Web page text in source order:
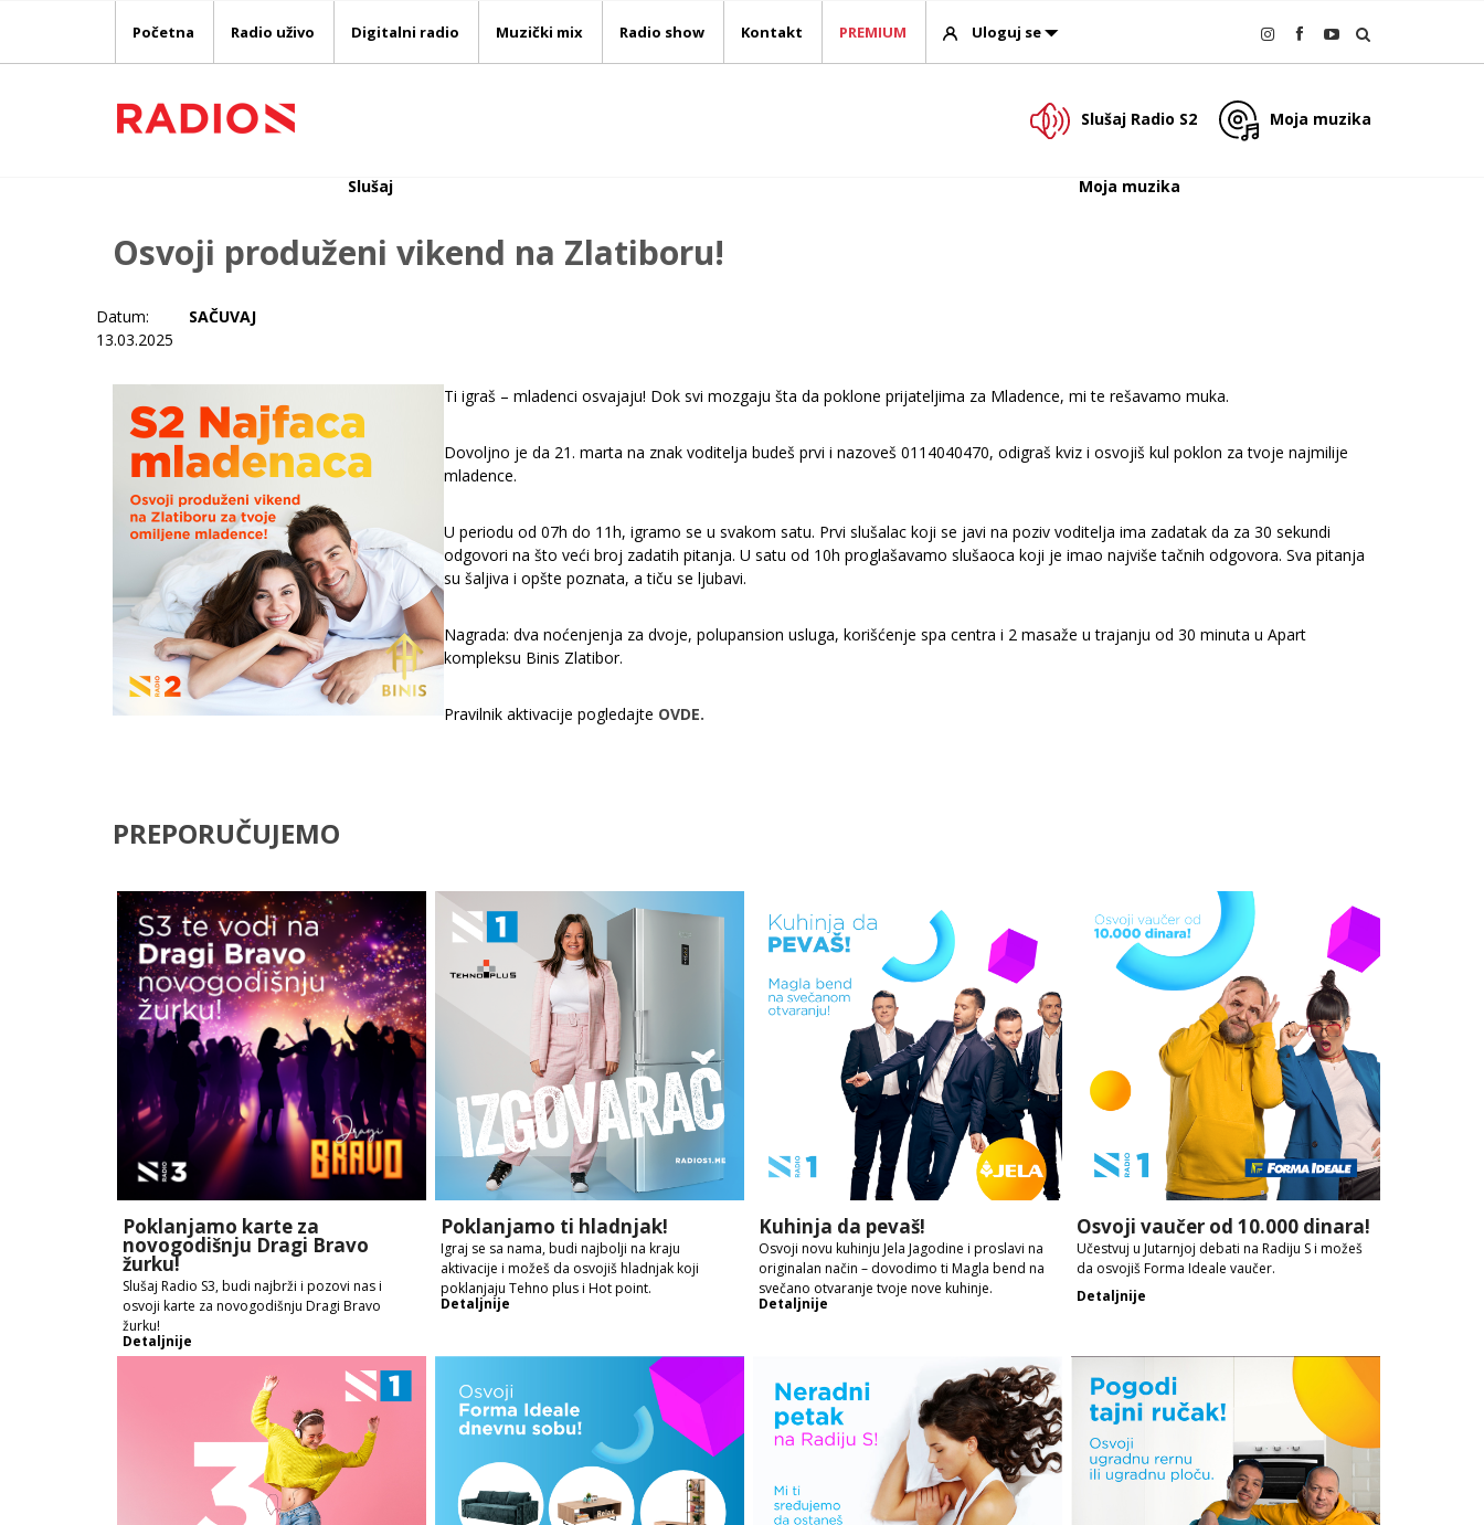
Početna Radio uživo Digitalni radio Muzički mix Radio show Kontakt PREMIUM Uloguj se
Slušaj Radio S2 Moja muzika
Slušaj Moja muzika
Osvoji produženi vikend na Zlatiboru!
Datum:
13.03.2025
SAČUVAJ
Ti igraš – mladenci osvajaju! Dok svi mozgaju šta da poklone prijateljima za Mladence, mi te rešavamo muka.
Dovoljno je da 21. marta na znak voditelja budeš prvi i nazoveš 0114040470, odigraš kviz i osvojiš kul poklon za tvoje najmilije
mladence.
U periodu od 07h do 11h, igramo se u svakom satu. Prvi slušalac koji se javi na poziv voditelja ima zadatak da za 30 sekundi
odgovori na što veći broj zadatih pitanja. U satu od 10h proglašavamo slušaoca koji je imao najviše tačnih odgovora. Sva pitanja
su šaljiva i opšte poznata, a tiču se ljubavi.
Nagrada: dva noćenjenja za dvoje, polupansion usluga, korišćenje spa centra i 2 masaže u trajanju od 30 minuta u Apart
kompleksu Binis Zlatibor.
Pravilnik aktivacije pogledajte OVDE.
PREPORUČUJEMO
Poklanjamo karte za
novogodišnju Dragi Bravo
žurku!
Slušaj Radio S3, budi najbrži i pozovi nas i
osvoji karte za novogodišnju Dragi Bravo
žurku!
Detaljnije
Poklanjamo ti hladnjak!
Igraj se sa nama, budi najbolji na kraju
aktivacije i možeš da osvojiš hladnjak koji
poklanjaju Tehno plus i Hot point.
Detaljnije
Kuhinja da pevaš!
Osvoji novu kuhinju Jela Jagodine i proslavi na
originalan način – dovodimo ti Magla bend na
svečano otvaranje tvoje nove kuhinje.
Detaljnije
Osvoji vaučer od 10.000 dinara!
Učestvuj u Jutarnjoj debati na Radiju S i možeš
da osvojiš Forma Ideale vaučer.
Detaljnije